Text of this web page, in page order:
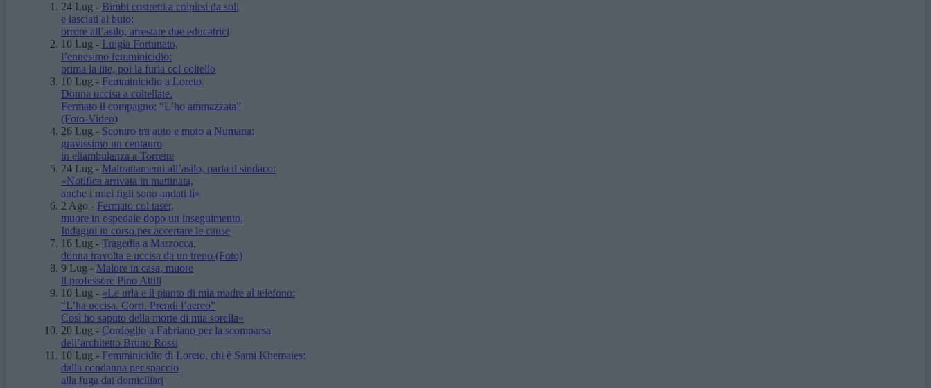
24 Lug - Bimbi costretti a colpirsi da soli
e lasciati al buio:
orrore all’asilo, arrestate due educatrici
10 Lug - Luigia Fortunato,
l’ennesimo femminicidio:
prima la lite, poi la furia col coltello
10 Lug - Femminicidio a Loreto.
Donna uccisa a coltellate.
Fermato il compagno: “L’ho ammazzata”
(Foto-Video)
26 Lug - Scontro tra auto e moto a Numana:
gravissimo un centauro
in eliambulanza a Torrette
24 Lug - Maltrattamenti all’asilo, parla il sindaco:
«Notifica arrivata in mattinata,
anche i miei figli sono andati lì»
2 Ago - Fermato col taser,
muore in ospedale dopo un inseguimento.
Indagini in corso per accertare le cause
16 Lug - Tragedia a Marzocca,
donna travolta e uccisa da un treno (Foto)
9 Lug - Malore in casa, muore
il professore Pino Attili
10 Lug - «Le urla e il pianto di mia madre al telefono:
“L’ha uccisa. Corri. Prendi l’aereo”
Così ho saputo della morte di mia sorella»
20 Lug - Cordoglio a Fabriano per la scomparsa
dell’architetto Bruno Rossi
10 Lug - Femminicidio di Loreto, chi è Sami Khemaies:
dalla condanna per spaccio
alla fuga dai domiciliari